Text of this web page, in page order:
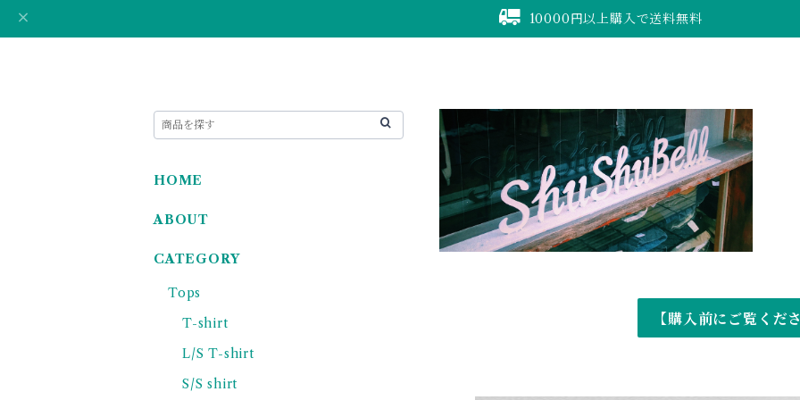
10000円以上購入で送料無料
【購入前にご覧くだ
HOME
ABOUT
CATEGORY
Tops
T-shirt
L/S T-shirt
S/S shirt